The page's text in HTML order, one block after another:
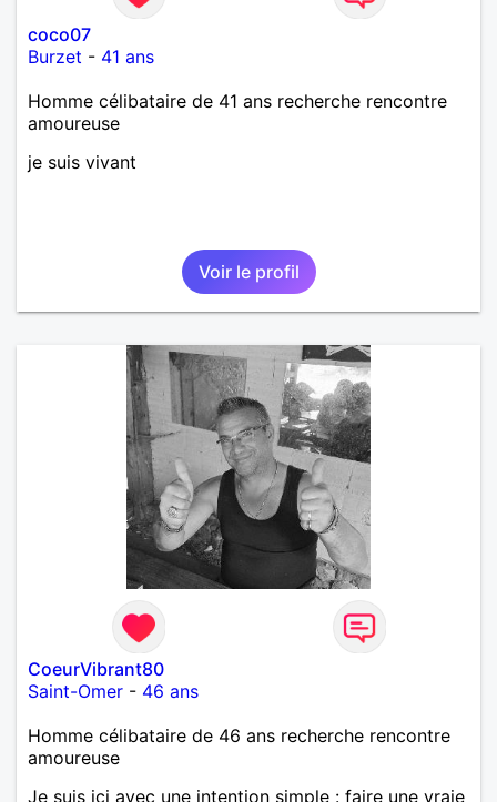
coco07
Burzet - 41 ans
Homme célibataire de 41 ans recherche rencontre
amoureuse
je suis vivant
Voir le profil
CoeurVibrant80
Saint-Omer - 46 ans
Homme célibataire de 46 ans recherche rencontre
amoureuse
Je suis ici avec une intention simple : faire une vraie